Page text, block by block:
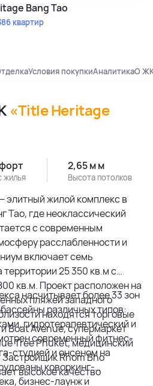
Bang Tao
квартир
Условия покупкиАналитикаО
«Title Heritage
жилья
2,65 м м
Высота потолков
элитный жилой комплекс в
Тао, где неоклассический
с современным
расслабленности и
включает семь
25 350 кв.м с
кв.м. Проект расположен на
пляжей западного
находятся торговые
Boat Avenue, супермаркет
Tree Phuket, медицинский
Rhom Bho
высокое качество
насчитывает более 33 зон
различных типов:
гидротерапевтический и
современный фитнес-
студией и онсеном на
коворкинг-
бизнес-лаунж и